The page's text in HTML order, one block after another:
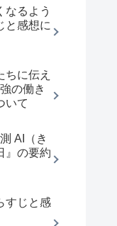
なるよう
と感想に
ちに伝え
の働き
いて
AI（き
』の要約
すじと感